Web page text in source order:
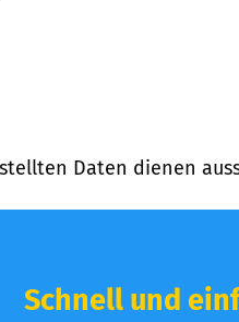
Daten dienen
Schnell und